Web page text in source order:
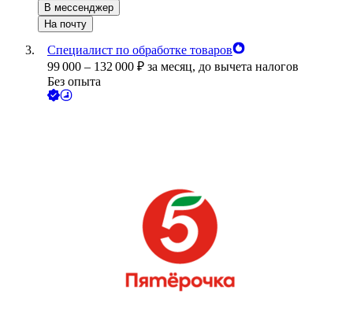
В мессенджер
На почту
Специалист по обработке товаров
99 000 – 132 000 ₽ за месяц, до вычета налогов
Без опыта